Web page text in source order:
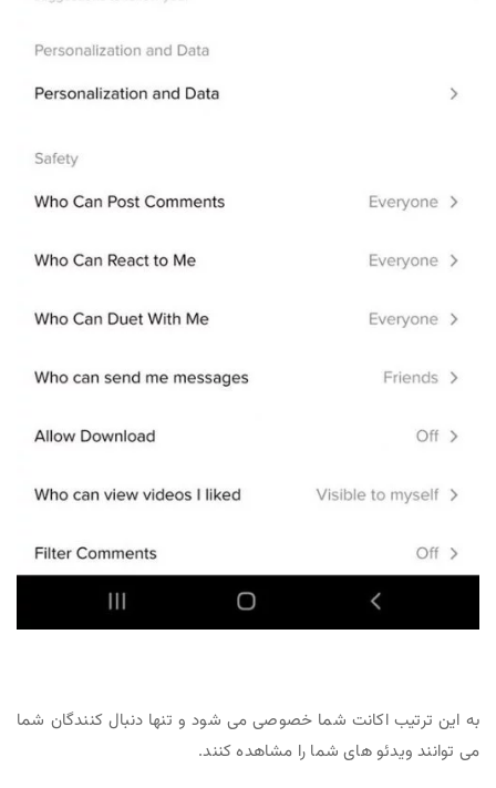
به این ترتیب اکانت شما خصوصی می شود و تنها دنبال کنندگان شما
می توانند ویدئو های شما را مشاهده کنند.